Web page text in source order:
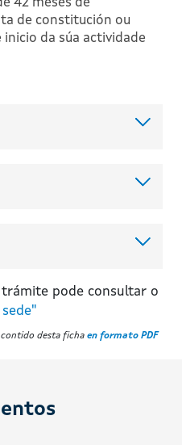
42 meses de
de constitución ou
da súa actividade
pode consultar o
contido desta ficha en formato PDF